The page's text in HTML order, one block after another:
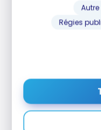
Autre
Régies
Quartier des